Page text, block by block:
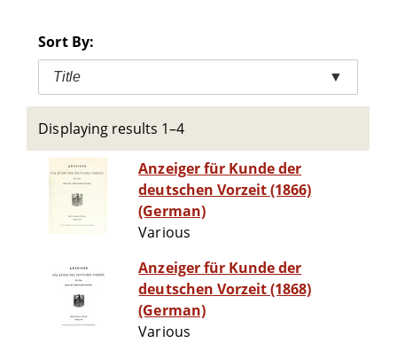
Sort By:
Title ▼
Displaying results 1–4
Anzeiger für Kunde der
deutschen Vorzeit (1866)
(German)
Various
Anzeiger für Kunde der
deutschen Vorzeit (1868)
(German)
Various